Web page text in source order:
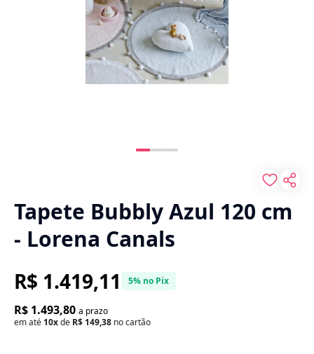
Tapete Bubbly Azul 120 cm
- Lorena Canals
R$ 1.419,11 5% no Pix
R$ 1.493,80 a prazo
em até 10xde R$ 149,38 no cartão